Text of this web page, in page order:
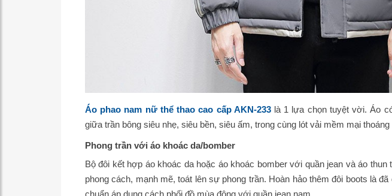
Áo phao nam nữ thể thao cao cấp AKN-233là 1 lựa chọn tuyệt vời. Áo
giữa trần bông siêu nhẹ, siêu bền, siêu ấm, trong cùng lót vải mềm mại thoáng
Phong trần với áo khoác da/bomber
Bộ đôi kết hợp áo khoác da hoặc áo khoác bomber với quần jean và áo
phong cách, mạnh mẽ, toát lên sự phong trần. Hoàn hảo thêm đôi boots là
chuẩn áp dụng cách phối đồ mùa đông với quần jean nam.